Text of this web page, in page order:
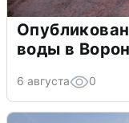
воды в
6 августа 0